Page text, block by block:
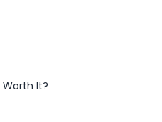
Worth It?